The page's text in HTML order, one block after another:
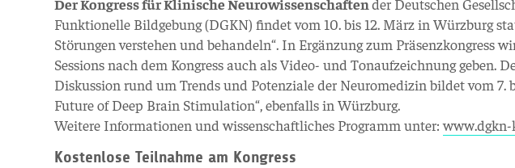
Funktionelle Bildgebung (DGKN) findet vom 10. bis 12. März in Würzburg
Störungen verstehen und behandeln“. In Ergänzung zum Präsenzkongress
Sessions nach dem Kongress auch als Video- und Tonaufzeichnung geben.
Diskussion rund um Trends und Potenziale der Neuromedizin bildet vom 7.
Future of Deep Brain Stimulation“, ebenfalls in Würzburg.
Weitere Informationen und wissenschaftliches Programm unter:www.dgkn-
Kostenlose Teilnahme am Kongress